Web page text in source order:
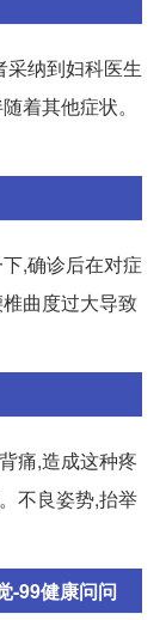
采纳到妇科医生
着其他症状。
,确诊后在对症
曲度过大导致
痛,造成这种疼
不良姿势,抬举
-99健康问问